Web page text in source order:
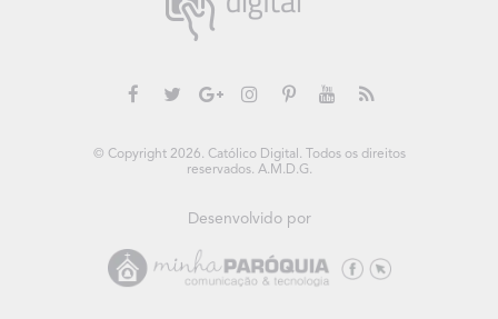
© Copyright 2026. Católico Digital. Todos os direitos
reservados. A.M.D.G.
Desenvolvido por